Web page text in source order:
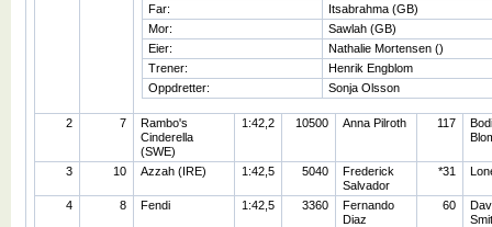
Far:
Itsabrahma (GB)
Mor:
Sawlah (GB)
Eier:
Nathalie Mortensen ()
Trener:
Henrik Engblom
Oppdretter:
Sonja Olsson
2 7
Rambo's
Cinderella
(SWE)
1:42,2 10500 Anna Pilroth 117
3 10 Azzah (IRE) 1:42,5 5040
Frederick
Salvador
*31
4 8 Fendi 1:42,5 3360
Fernando
Diaz
60